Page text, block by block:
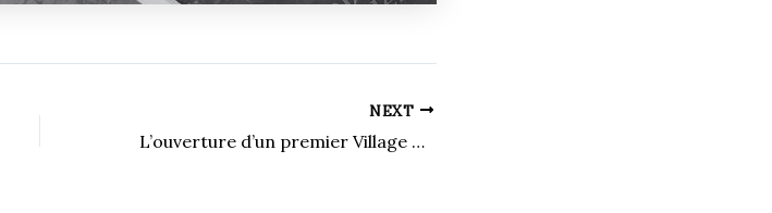
NEXT
L’ouverture d’un premier Village des Valeurs à Sherbrooke